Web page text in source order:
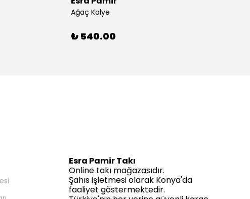
Ağaç Kolye
₺ 540.00
Esra Pamir Takı
Online takı mağazasıdır.
Şahıs işletmesi olarak Konya'da
faaliyet göstermektedir.